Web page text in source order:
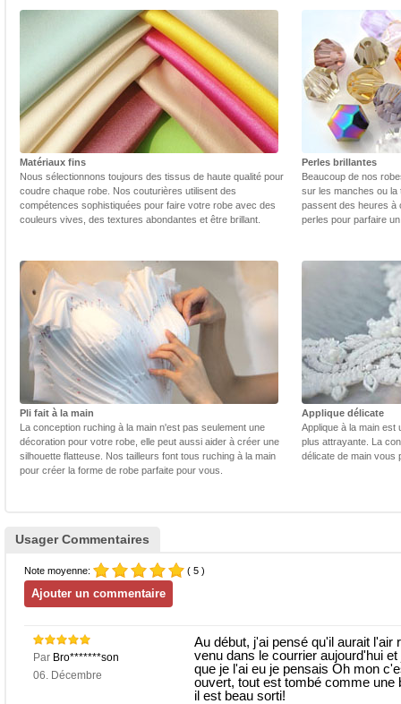
Matériaux fins
Nous sélectionnons toujours des tissus de haute qualité pour
coudre chaque robe. Nos couturières utilisent des
compétences sophistiquées pour faire votre robe avec des
couleurs vives, des textures abondantes et être brillant.
Perles brillantes
Beaucoup de nos
sur les manches ou la
passent des heures à
perles pour parfaire
Pli fait à la main
La conception ruching à la main n'est pas seulement une
décoration pour votre robe, elle peut aussi aider à créer une
silhouette flatteuse. Nos tailleurs font tous ruching à la main
pour créer la forme de robe parfaite pour vous.
Applique délicate
Applique à la main est
plus attrayante. La
délicate de main vous
Usager Commentaires
Note moyenne: ( 5 )
Par Bro*******son
06. Décembre
Au début, j'ai pensé qu'il aurait
venu dans le courrier aujourd'hui
que je l'ai eu je pensais Oh mon
ouvert, tout est tombé comme
il est beau sorti!